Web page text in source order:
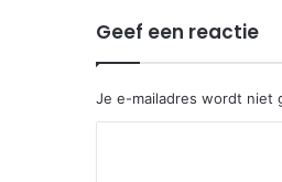
Geef een reactie
Je e-mailadres wordt niet